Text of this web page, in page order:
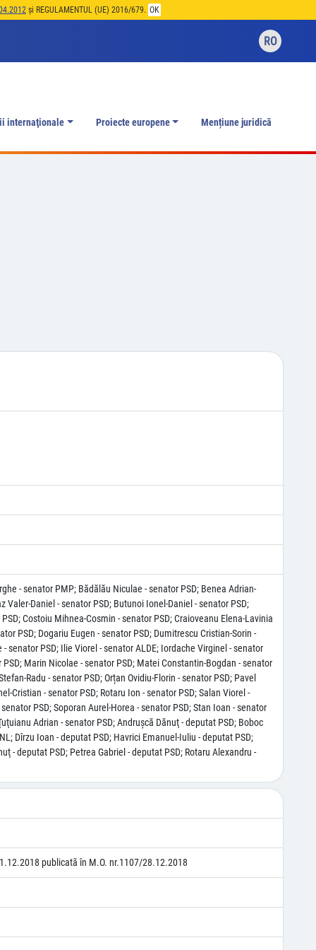
și REGULAMENTUL (UE) 2016/679. OK
RO
internaţionale Proiecte europene Mențiune juridică
- senator PMP; Bădălău Niculae - senator PSD; Benea Adrian-
Valer-Daniel - senator PSD; Butunoi Ionel-Daniel - senator PSD;
Costoiu Mihnea-Cosmin - senator PSD; Craioveanu Elena-Lavinia
PSD; Dogariu Eugen - senator PSD; Dumitrescu Cristian-Sorin -
senator PSD; Ilie Viorel - senator ALDE; Iordache Virginel - senator
Marin Nicolae - senator PSD; Matei Constantin-Bogdan - senator
Radu - senator PSD; Orțan Ovidiu-Florin - senator PSD; Pavel
Cristian - senator PSD; Rotaru Ion - senator PSD; Salan Viorel -
PSD; Soporan Aurel-Horea - senator PSD; Stan Ioan - senator
Adrian - senator PSD; Andruşcă Dănuţ - deputat PSD; Boboc
Dîrzu Ioan - deputat PSD; Havrici Emanuel-Iuliu - deputat PSD;
- deputat PSD; Petrea Gabriel - deputat PSD; Rotaru Alexandru -
publicatã în M.O. nr.1107/28.12.2018